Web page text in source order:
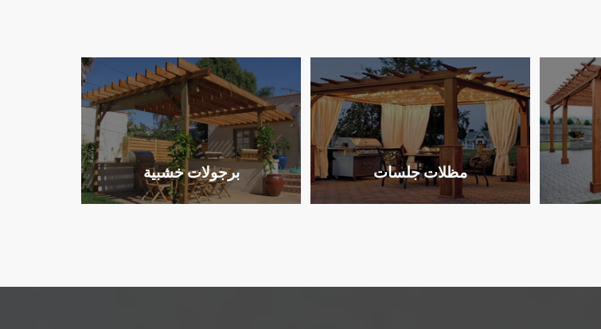
مظلات جلسات برجولات خشبية